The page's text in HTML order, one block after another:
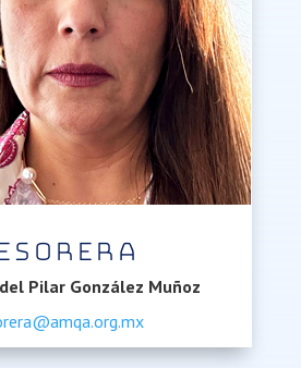
Pilar González Muñoz